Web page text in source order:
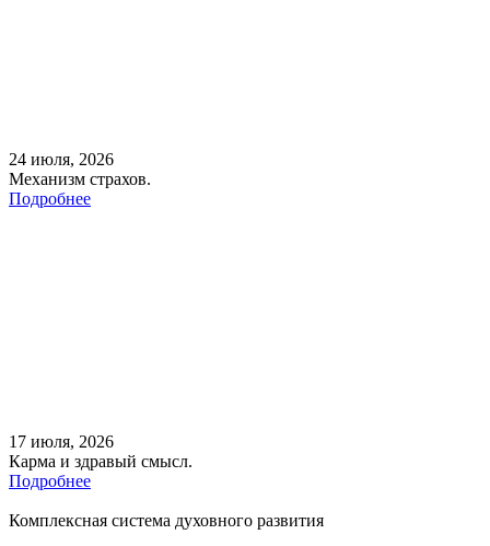
24 июля, 2026
Механизм страхов.
Подробнее
17 июля, 2026
Карма и здравый смысл.
Подробнее
Комплексная система духовного развития